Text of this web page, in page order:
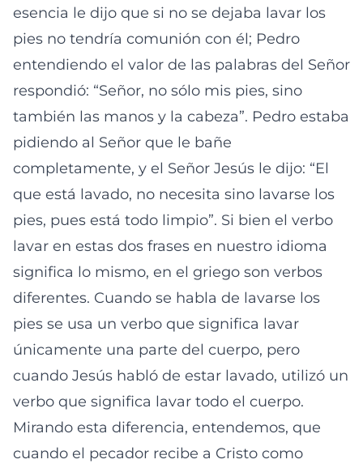
esencia le dijo que si no se dejaba lavar los
pies no tendría comunión con él; Pedro
entendiendo el valor de las palabras del Señor
respondió: “Señor, no sólo mis pies, sino
también las manos y la cabeza”. Pedro estaba
pidiendo al Señor que le bañe
completamente, y el Señor Jesús le dijo: “El
que está lavado, no necesita sino lavarse los
pies, pues está todo limpio”. Si bien el verbo
lavar en estas dos frases en nuestro idioma
significa lo mismo, en el griego son verbos
diferentes. Cuando se habla de lavarse los
pies se usa un verbo que significa lavar
únicamente una parte del cuerpo, pero
cuando Jesús habló de estar lavado, utilizó un
verbo que significa lavar todo el cuerpo.
Mirando esta diferencia, entendemos, que
cuando el pecador recibe a Cristo como